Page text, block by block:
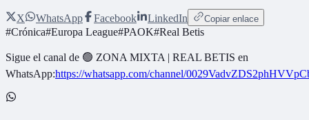
X WhatsApp Facebook LinkedIn Copiar enlace
#Crónica#Europa League#PAOK#Real Betis
Sigue el canal de 🟢 ZONA MIXTA | REAL BETIS en
WhatsApp:https://whatsapp.com/channel/